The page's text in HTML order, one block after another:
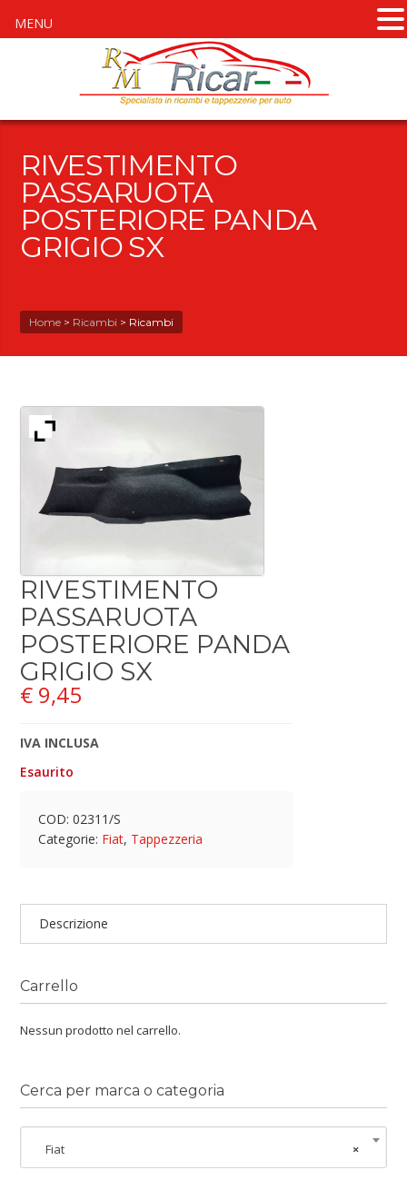
RIVESTIMENTO
PASSARUOTA
POSTERIORE PANDA
GRIGIO SX
Home > Ricambi > Ricambi
RIVESTIMENTO
PASSARUOTA
POSTERIORE PANDA
GRIGIO SX
€ 9,45
IVA INCLUSA
Esaurito
COD:02311/S
Categorie: Fiat, Tappezzeria
Descrizione
Carrello
Nessun prodotto nel carrello.
Cerca per marca o categoria
×
Fiat
MENU